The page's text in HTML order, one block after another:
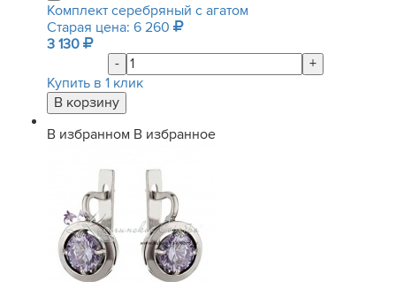
Комплект серебряный с агатом
Старая цена: 6 260
3 130
-
+
Купить в 1 клик
В избранном В избранное